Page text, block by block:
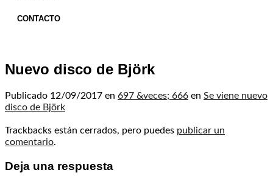
CONTACTO
Nuevo disco de Björk
Publicado 12/09/2017 en 697 &veces; 666 en Se viene nuevo
disco de Björk
Trackbacks están cerrados, pero puedes publicar un
comentario.
Deja una respuesta